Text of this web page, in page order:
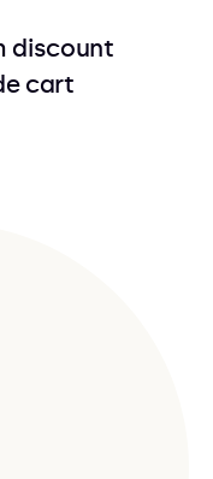
discount
cart